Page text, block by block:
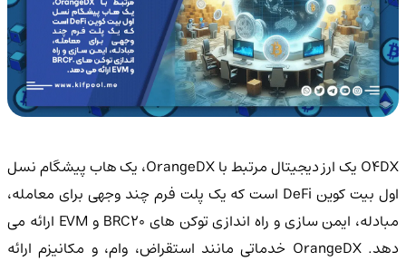
O4DX یک ارز دیجیتال مرتبط با OrangeDX، یک هاب پیشگام نسل
اول بیت کوین DeFi است که یک پلت فرم چند وجهی برای معامله،
مبادله، ایمن سازی و راه اندازی توکن های BRC20 و EVM ارائه می
دهد. OrangeDX خدماتی مانند استقراض، وام، و مکانیزم ارائه